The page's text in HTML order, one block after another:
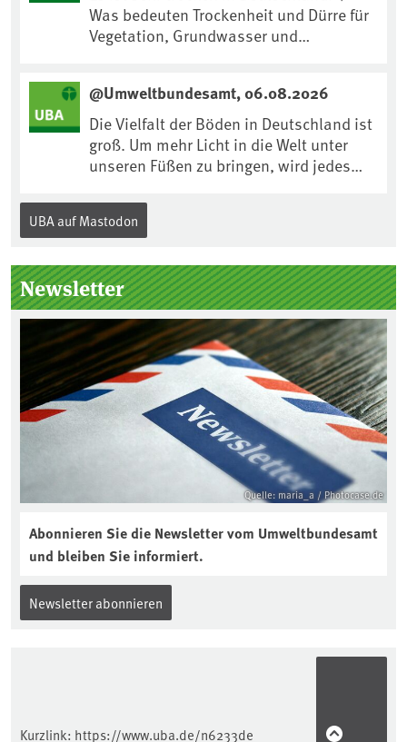
Was bedeuten Trockenheit und Dürre für
Vegetation, Grundwasser und
anpassen?🤔Antworten auf diese und
weitere Fragen auf unserer Webseite:
www.uba.de/trockenheit #Trockenheit
#Klimawandel
@Umweltbundesamt, 06.08.2026
Die Vielfalt der Böden in Deutschland ist
groß. Um mehr Licht in die Welt unter
unseren Füßen zu bringen, wird jedes
Internationalen Tag des Bodens, der
„Boden des Jahres“ vorgestellt. Das UBA
Kuratorium, wie wird der Boden des
Jahres ausgewählt und was passiert
eigentlich während eines solchen
Bodenjahres? Infos dazu gibt es im
aktuellen Podcast „Soilcast“. Jetzt
reinhören:
https://soilcast.de/interview/sc202-
interview-die-kuer-der-krume/
UBA auf Mastodon
Newsletter
Quelle: maria_a / Photocase.de
Abonnieren Sie die Newsletter vom Umweltbundesamt
und bleiben Sie informiert.
Newsletter abonnieren
Kurzlink: https://www.uba.de/n6233de